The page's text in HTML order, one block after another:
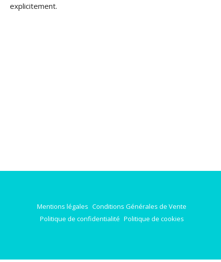
explicitement.
Mentions légales Conditions Générales de Vente
Politique de confidentialité Politique de cookies